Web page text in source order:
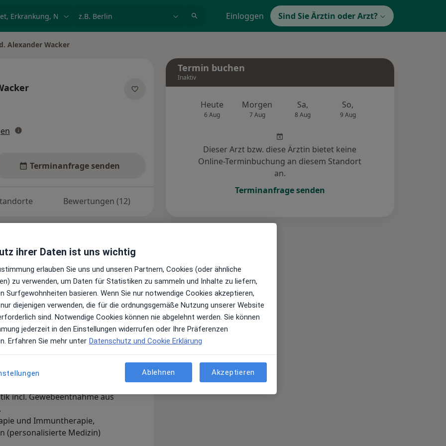
Einloggen Sind Sie Ärztin oder Arzt?
Alexander Wacker
Terminanfrage senden
Bewertungen (12)
Top 20
Juni 2022
und Therapie von
und Knochenmark. Bereits bei
kann die Vorstellung erfolgen,
von der Diagnostik bis zur
ist die Betreuung von Patienten mit
incl. Gewebeentnahme aus
und Immuntherapie,
(personalisierte Medizin)
Termin buchen
Inaktiv
Heute
6 Aug
Morgen
7 Aug
Sa,
8 Aug
So,
9 Aug
Dieser Arzt bzw. diese Ärztin bietet keine
Online-Terminbuchung an diesem Standort
an.
Terminanfrage senden
ihrer Daten ist uns wichtig
erlauben Sie uns und unseren Partnern, Cookies (oder ähnliche
zu verwenden, um Daten für Statistiken zu sammeln und Inhalte zu liefern,
Surfgewohnheiten basieren. Wenn Sie nur notwendige Cookies akzeptieren,
diejenigen verwenden, die für die ordnungsgemäße Nutzung unserer Website
sind. Notwendige Cookies können nie abgelehnt werden. Sie können
jederzeit in den Einstellungen widerrufen oder Ihre Präferenzen
Erfahren Sie mehr unter Datenschutz und Cookie Erklärung
Ablehnen Akzeptieren